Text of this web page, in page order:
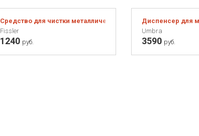
Средство для чистки металлической посуды Fissler, 250 мл
Fissler
1240 руб.
Диспенсер для
Umbra
3590 руб.